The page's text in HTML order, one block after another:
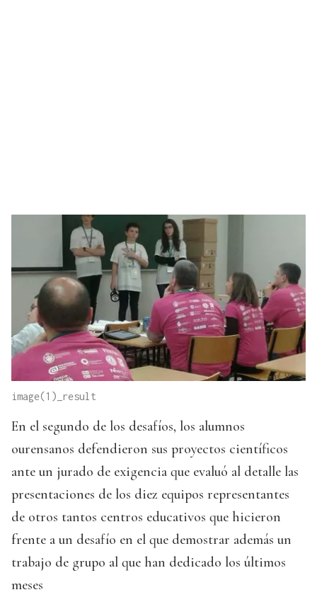
image(1)_result
En el segundo de los desafíos, los alumnos
ourensanos defendieron sus proyectos científicos
ante un jurado de exigencia que evaluó al detalle las
presentaciones de los diez equipos representantes
de otros tantos centros educativos que hicieron
frente a un desafío en el que demostrar además un
trabajo de grupo al que han dedicado los últimos
meses